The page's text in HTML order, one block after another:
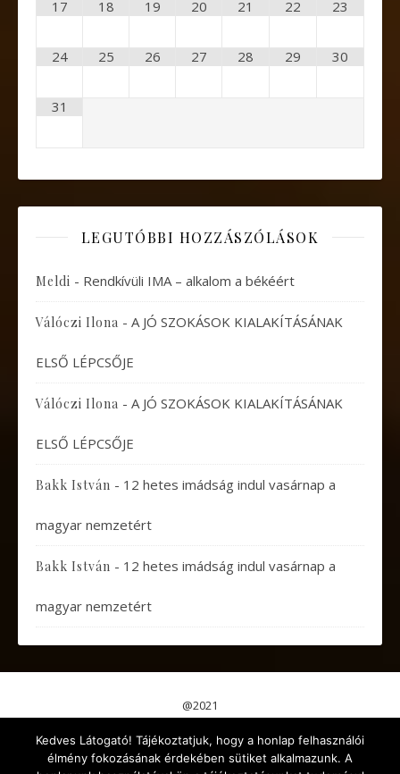
17 18 19 20 21 22 23
24 25 26 27 28 29 30
31
LEGUTÓBBI HOZZÁSZÓLÁSOK
Meldi - Rendkívüli IMA – alkalom a békéért
Válóczi Ilona - A JÓ SZOKÁSOK KIALAKÍTÁSÁNAK
ELSŐ LÉPCSŐJE
Válóczi Ilona - A JÓ SZOKÁSOK KIALAKÍTÁSÁNAK
ELSŐ LÉPCSŐJE
Bakk István - 12 hetes imádság indul vasárnap a
magyar nemzetért
Bakk István - 12 hetes imádság indul vasárnap a
magyar nemzetért
@2021
Aktuális események Érdekes cikkek Gyermekeknek
Kikapcsolódás
Egyéb
Kedves Látogató! Tájékoztatjuk, hogy a honlap felhasználói
élmény fokozásának érdekében sütiket alkalmazunk. A